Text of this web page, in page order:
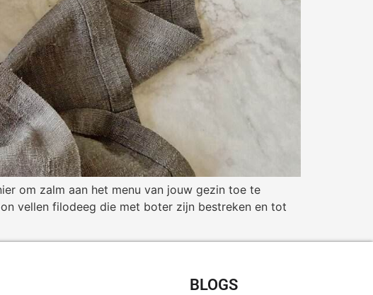
om zalm aan het menu van jouw gezin toe te
vellen filodeeg die met boter zijn bestreken en tot
BLOGS